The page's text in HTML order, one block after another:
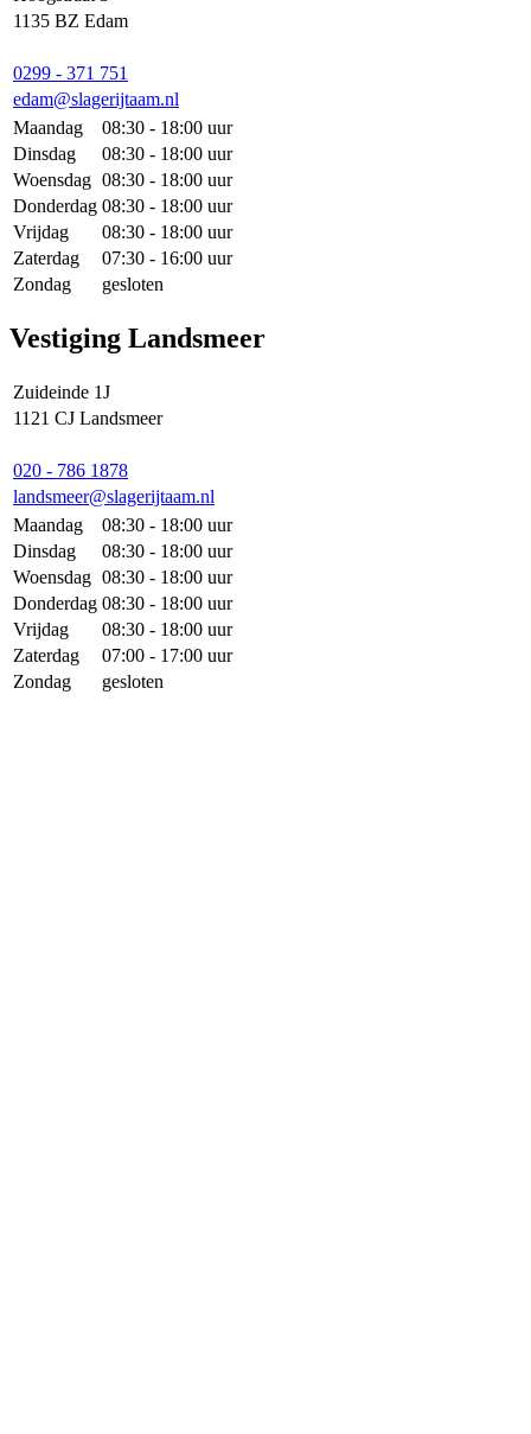
1135 BZ Edam
0299 - 371 751
edam@slagerijtaam.nl
Maandag
08:30 - 18:00 uur
Dinsdag
08:30 - 18:00 uur
Woensdag 08:30 - 18:00 uur
Donderdag 08:30 - 18:00 uur
Vrijdag
08:30 - 18:00 uur
Zaterdag
07:30 - 16:00 uur
Zondag
gesloten
Vestiging Landsmeer
Zuideinde 1J
1121 CJ Landsmeer
020 - 786 1878
landsmeer@slagerijtaam.nl
Maandag
08:30 - 18:00 uur
Dinsdag
08:30 - 18:00 uur
Woensdag 08:30 - 18:00 uur
Donderdag 08:30 - 18:00 uur
Vrijdag
08:30 - 18:00 uur
Zaterdag
07:00 - 17:00 uur
Zondag
gesloten